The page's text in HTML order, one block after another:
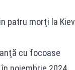
patru morţi la Kiev
cu focoase